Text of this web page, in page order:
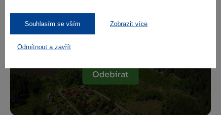
Souhlasím se vším Zobrazit více
Odmítnout a zavřít
Odebírat